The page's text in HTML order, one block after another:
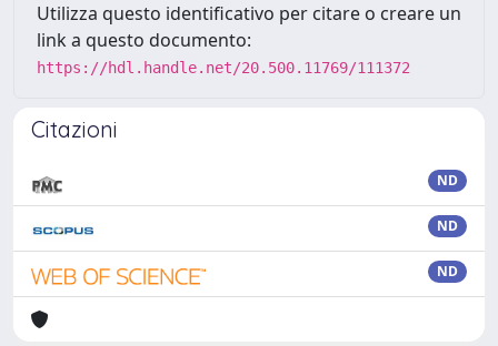
Utilizza questo identificativo per citare o creare un
link a questo documento:
https://hdl.handle.net/20.500.11769/111372
Citazioni
ND
ND
ND